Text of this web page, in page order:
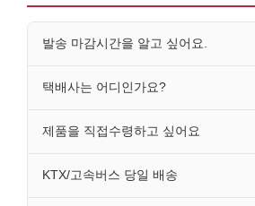
발송 마감시간을 알고 싶어요.
택배사는 어디인가요?
제품을 직접수령하고 싶어요
KTX/고속버스 당일 배송